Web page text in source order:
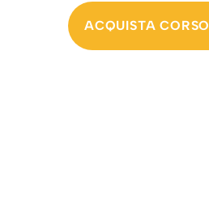
ACQUISTA CORSO